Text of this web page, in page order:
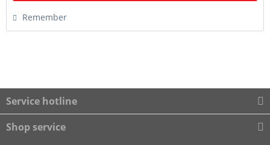
Remember
Service hotline
Shop service